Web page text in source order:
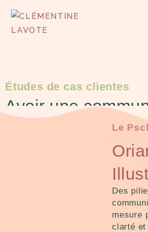
On a travaillé ensemble pour
Avoir une
réaliste et
passer des heures
Études de cas clientes
Le
Des
mesure
clarté